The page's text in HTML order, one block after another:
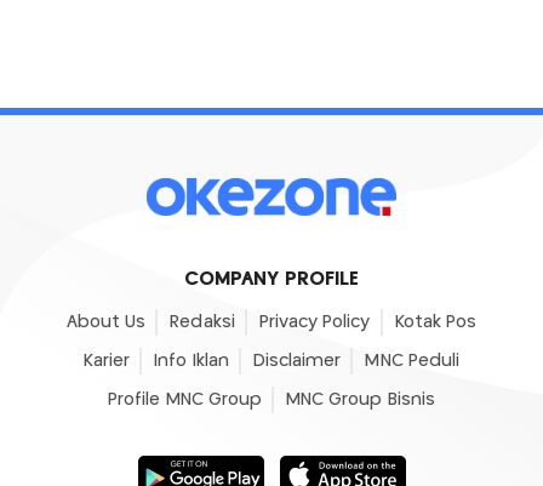
COMPANY PROFILE
About Us Redaksi Privacy Policy Kotak Pos
Karier Info Iklan Disclaimer MNC Peduli
Profile MNC Group MNC Group Bisnis